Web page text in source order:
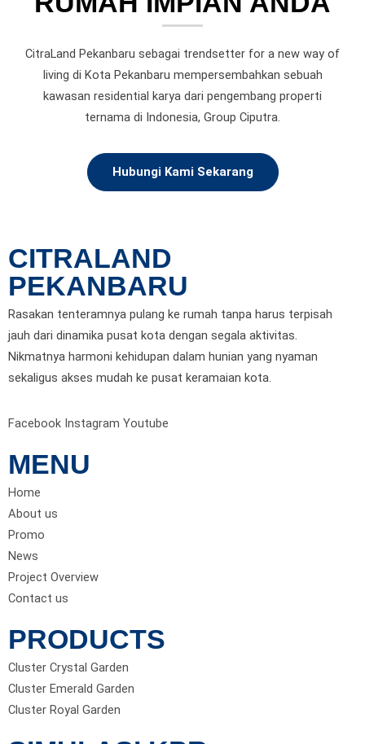
CitraLand Pekanbaru sebagai trendsetter for a new way of
living di Kota Pekanbaru mempersembahkan sebuah
kawasan residential karya dari pengembang properti
ternama di Indonesia, Group Ciputra.
Hubungi Kami Sekarang
CITRALAND
PEKANBARU
Rasakan tenteramnya pulang ke rumah tanpa harus terpisah
jauh dari dinamika pusat kota dengan segala aktivitas.
Nikmatnya harmoni kehidupan dalam hunian yang nyaman
sekaligus akses mudah ke pusat keramaian kota.
Facebook Instagram Youtube
MENU
Home
About us
Promo
News
Project Overview
Contact us
PRODUCTS
Cluster Crystal Garden
Cluster Emerald Garden
Cluster Royal Garden